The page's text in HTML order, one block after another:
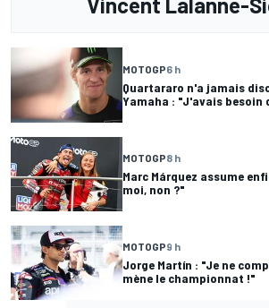
Vincent Lalanne-
MOTOGP6 h
Quartararo n'a jamais
Yamaha : "J'avais besoin
MOTOGP8 h
Marc Márquez assume
moi, non ?"
MOTOGP9 h
Jorge Martín : "Je ne
mène le championnat !"